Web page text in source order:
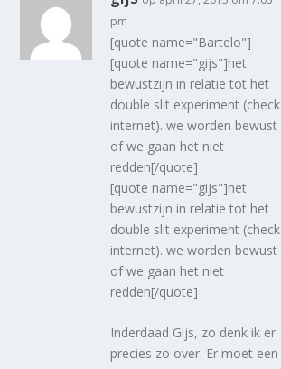
pm
[quote name="Bartelo"]
[quote name="gijs"]het
bewustzijn in relatie tot het
double slit experiment (check
internet). we worden bewust
of we gaan het niet
redden[/quote]
[quote name="gijs"]het
bewustzijn in relatie tot het
double slit experiment (check
internet). we worden bewust
of we gaan het niet
redden[/quote]
Inderdaad Gijs, zo denk ik er
precies zo over. Er moet een